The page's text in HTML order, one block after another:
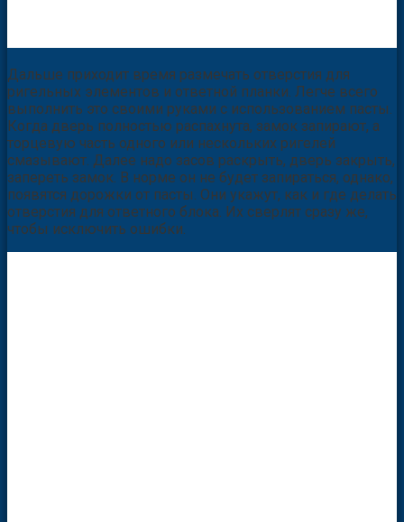
Дальше приходит время размечать отверстия для
ригельных элементов и ответной планки. Легче всего
выполнить это своими руками с использованием пасты.
Когда дверь полностью распахнута, замок запирают, а
торцевую часть одного или нескольких ригелей
смазывают. Далее надо засов раскрыть, дверь закрыть,
запереть замок. В норме он не будет запираться, однако,
появятся дорожки от пасты. Они укажут, как и где делать
отверстия для ответного блока. Их сверлят сразу же,
чтобы исключить ошибки.